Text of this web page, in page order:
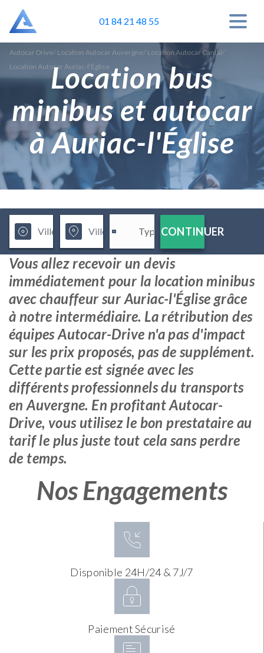
01 84 21 48 55
Autocar Drive/ Location Autocar Auvergne/ Location Autocar Cantal/
Location Autocar Auriac-l'Église
Location bus
minibus et autocar
à Auriac-l'Église
CONTINUER
Vous allez recevoir un devis
immédiatement pour la location minibus
avec chauffeur sur Auriac-l'Église grâce
à notre intermédiaire. La rétribution des
équipes Autocar-Drive n'a pas d'impact
sur les prix proposés, pas de supplément.
Cette partie est signée avec les
différents professionnels du transports
en Auvergne. En profitant Autocar-
Drive, vous utilisez le bon prestataire au
tarif le plus juste tout cela sans perdre
de temps.
Nos Engagements
Disponible 24H/24 & 7J/7
Paiement Sécurisé